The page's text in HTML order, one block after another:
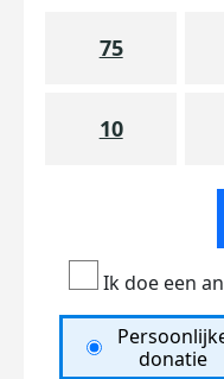
75
10
Ik doe een
donatie